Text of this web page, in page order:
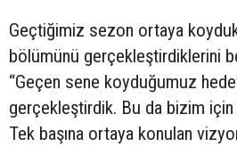
Geçtiğimiz sezon ortaya
bölümünü gerçekleştirdiklerini
“Geçen sene koyduğumuz
gerçekleştirdik. Bu da bizim
Tek başına ortaya konulan